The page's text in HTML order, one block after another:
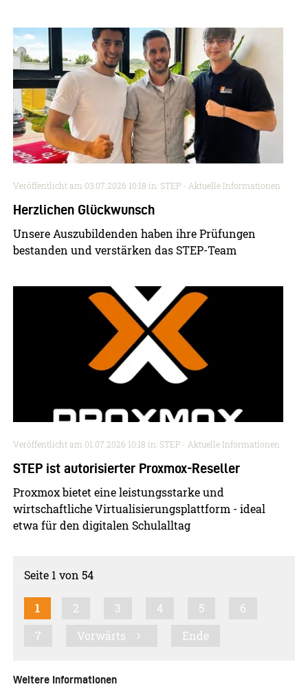
Veröffentlicht am03.07.2026 10:18 in: STEP - Aktuelle Informationen
Herzlichen Glückwunsch
Unsere Auszubildenden haben ihre Prüfungen
bestanden und verstärken das STEP-Team
Veröffentlicht am01.07.2026 10:18 in: STEP - Aktuelle Informationen
STEP ist autorisierter Proxmox-Reseller
Proxmox bietet eine leistungsstarke und
wirtschaftliche Virtualisierungsplattform - ideal
etwa für den digitalen Schulalltag
Seite 1 von 54
1 2 3 4 5
6
7
Vorwärts Ende
Weitere Informationen